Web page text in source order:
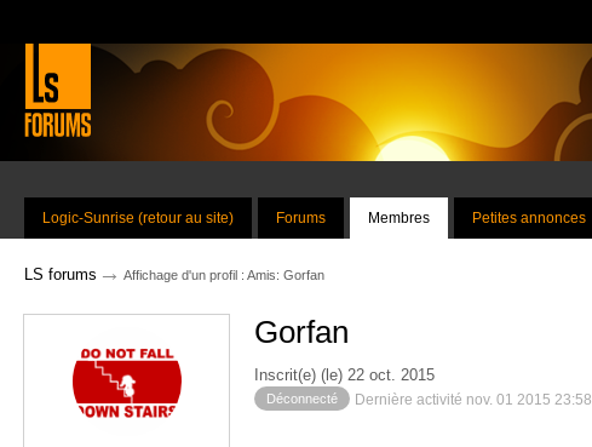
Logic-Sunrise (retour au site) Forums Membres Petites annonces
LS forums → Affichage d'un profil : Amis: Gorfan
Gorfan
Inscrit(e) (le) 22 oct. 2015
Déconnecté Dernière activité nov. 01 2015 23:58